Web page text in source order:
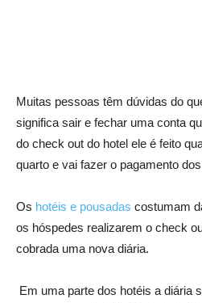
Muitas pessoas têm dúvidas do
significa sair e fechar uma conta
do check out do hotel ele é feito
quarto e vai fazer o pagamento
Os hotéis e pousadas costumam
os hóspedes realizarem o check
cobrada uma nova diária.
Em uma parte dos hotéis a diária